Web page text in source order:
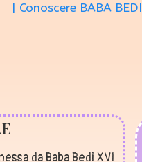
| Conoscere BABA BEDI
da Baba Bedi XVI